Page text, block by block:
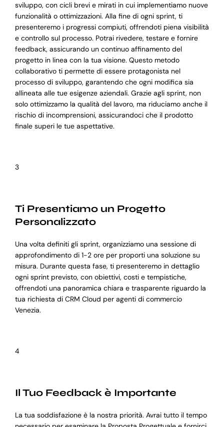
sviluppo, con cicli brevi e mirati in cui implementiamo nuove
funzionalità o ottimizzazioni. Alla fine di ogni sprint, ti
presenteremo i progressi compiuti, offrendoti piena visibilità
e controllo sul processo. Potrai rivedere, testare e fornire
feedback, assicurando un continuo affinamento del
progetto in linea con la tua visione. Questo metodo
collaborativo ti permette di essere protagonista nel
processo di sviluppo, garantendo che ogni modifica sia
allineata alle tue esigenze aziendali. Grazie agli sprint, non
solo ottimizzamo la qualità del lavoro, ma riduciamo anche il
rischio di incomprensioni, assicurandoci che il prodotto
finale superi le tue aspettative.
3
Ti Presentiamo un Progetto
Personalizzato
Una volta definiti gli sprint, organizziamo una sessione di
approfondimento di 1-2 ore per proporti una soluzione su
misura. Durante questa fase, ti presenteremo in dettaglio
ogni sprint previsto, con obiettivi, costi e tempistiche,
offrendoti una panoramica chiara e trasparente riguardo la
tua richiesta di CRM Cloud per agenti di commercio
Venezia.
4
Il Tuo Feedback è Importante
La tua soddisfazione è la nostra priorità. Avrai tutto il tempo